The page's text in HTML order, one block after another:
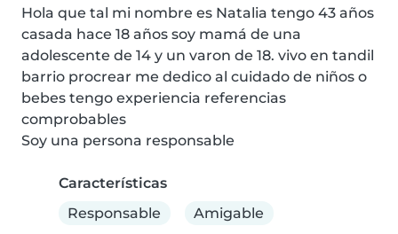
Hola que tal mi nombre es Natalia tengo 43 años
casada hace 18 años soy mamá de una
adolescente de 14 y un varon de 18. vivo en tandil
barrio procrear me dedico al cuidado de niños o
bebes tengo experiencia referencias
comprobables
Soy una persona responsable
Características
Responsable
Amigable